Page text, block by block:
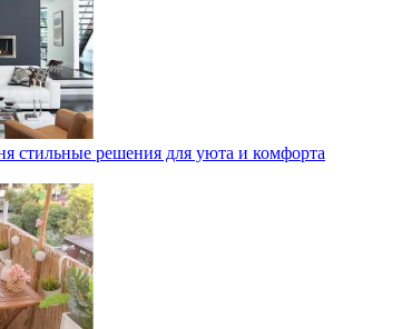
стильные решения для уюта и комфорта